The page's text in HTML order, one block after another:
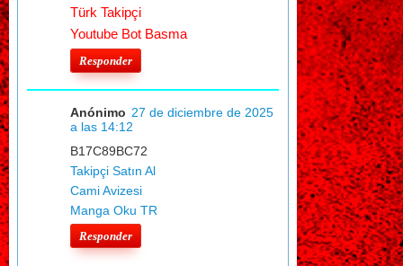
Türk Takipçi
Youtube Bot Basma
Responder
Anónimo 27 de diciembre de 2025
a las 14:12
B17C89BC72
Takipçi Satın Al
Cami Avizesi
Manga Oku TR
Responder